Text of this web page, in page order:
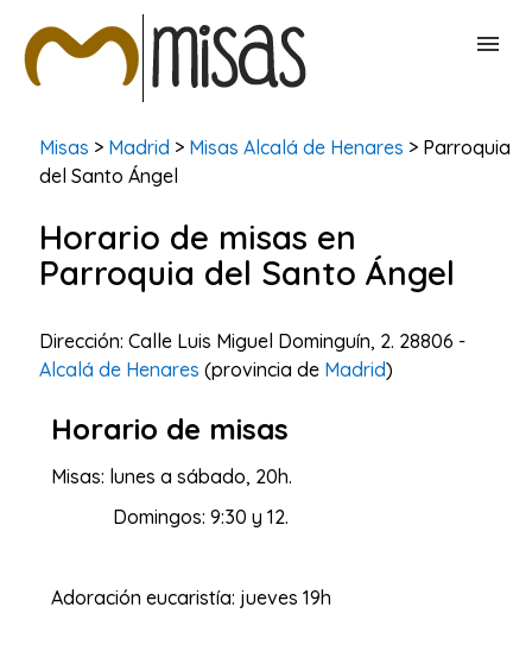
BUSCAR MISAS
Misas > Madrid > Misas Alcalá de Henares > Parroquia
del Santo Ángel
Horario de misas en
Parroquia del Santo Ángel
Dirección: Calle Luis Miguel Dominguín, 2. 28806 -
Alcalá de Henares (provincia de Madrid)
Horario de misas
Misas: lunes a sábado, 20h.
Domingos: 9:30 y 12.
Adoración eucaristía: jueves 19h